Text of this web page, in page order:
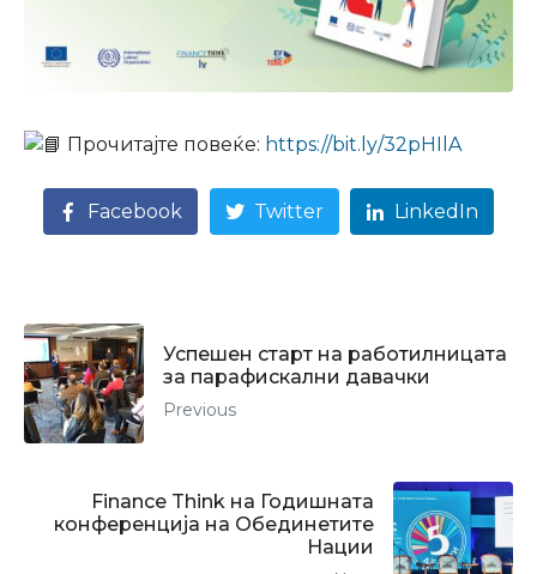
Прочитајте повеќе: https://bit.ly/32pHIlA
Facebook Twitter LinkedIn
Успешен старт на работилницата
за парафискални давачки
Previous
Finance Think на Годишната
конференција на Обединетите
Нации